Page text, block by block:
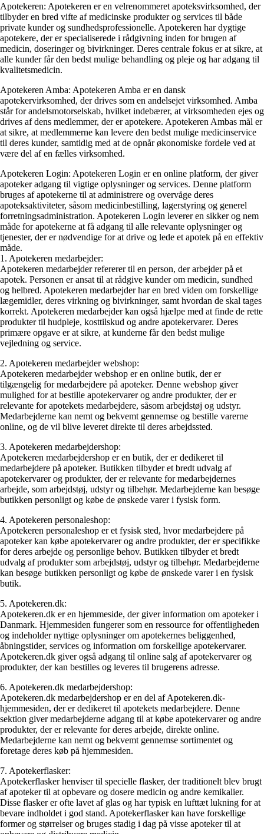
Apotekeren: Apotekeren er en velrenommeret apoteksvirksomhed, der
tilbyder en bred vifte af medicinske produkter og services til både
private kunder og sundhedsprofessionelle. Apotekeren har dygtige
apotekere, der er specialiserede i rådgivning inden for brugen af
medicin, doseringer og bivirkninger. Deres centrale fokus er at sikre, at
alle kunder får den bedst mulige behandling og pleje og har adgang til
kvalitetsmedicin.
Apotekeren Amba: Apotekeren Amba er en dansk
apotekervirksomhed, der drives som en andelsejet virksomhed. Amba
står for andelsmotorselskab, hvilket indebærer, at virksomheden ejes og
drives af dens medlemmer, der er apotekere. Apotekeren Ambas mål er
at sikre, at medlemmerne kan levere den bedst mulige medicinservice
til deres kunder, samtidig med at de opnår økonomiske fordele ved at
være del af en fælles virksomhed.
Apotekeren Login: Apotekeren Login er en online platform, der giver
apoteker adgang til vigtige oplysninger og services. Denne platform
bruges af apotekerne til at administrere og overvåge deres
apoteksaktiviteter, såsom medicinbestilling, lagerstyring og generel
forretningsadministration. Apotekeren Login leverer en sikker og nem
måde for apotekerne at få adgang til alle relevante oplysninger og
tjenester, der er nødvendige for at drive og lede et apotek på en effektiv
måde.
1. Apotekeren medarbejder:
Apotekeren medarbejder refererer til en person, der arbejder på et
apotek. Personen er ansat til at rådgive kunder om medicin, sundhed
og helbred. Apotekeren medarbejder har en bred viden om forskellige
lægemidler, deres virkning og bivirkninger, samt hvordan de skal tages
korrekt. Apotekeren medarbejder kan også hjælpe med at finde de rette
produkter til hudpleje, kosttilskud og andre apotekervarer. Deres
primære opgave er at sikre, at kunderne får den bedst mulige
vejledning og service.
2. Apotekeren medarbejder webshop:
Apotekeren medarbejder webshop er en online butik, der er
tilgængelig for medarbejdere på apoteker. Denne webshop giver
mulighed for at bestille apotekervarer og andre produkter, der er
relevante for apotekets medarbejdere, såsom arbejdstøj og udstyr.
Medarbejderne kan nemt og bekvemt gennemse og bestille varerne
online, og de vil blive leveret direkte til deres arbejdssted.
3. Apotekeren medarbejdershop:
Apotekeren medarbejdershop er en butik, der er dedikeret til
medarbejdere på apoteker. Butikken tilbyder et bredt udvalg af
apotekervarer og produkter, der er relevante for medarbejdernes
arbejde, som arbejdstøj, udstyr og tilbehør. Medarbejderne kan besøge
butikken personligt og købe de ønskede varer i fysisk form.
4. Apotekeren personaleshop:
Apotekeren personaleshop er et fysisk sted, hvor medarbejdere på
apoteker kan købe apotekervarer og andre produkter, der er specifikke
for deres arbejde og personlige behov. Butikken tilbyder et bredt
udvalg af produkter som arbejdstøj, udstyr og tilbehør. Medarbejderne
kan besøge butikken personligt og købe de ønskede varer i en fysisk
butik.
5. Apotekeren.dk:
Apotekeren.dk er en hjemmeside, der giver information om apoteker i
Danmark. Hjemmesiden fungerer som en ressource for offentligheden
og indeholder nyttige oplysninger om apotekernes beliggenhed,
åbningstider, services og information om forskellige apotekervarer.
Apotekeren.dk giver også adgang til online salg af apotekervarer og
produkter, der kan bestilles og leveres til brugerens adresse.
6. Apotekeren.dk medarbejdershop:
Apotekeren.dk medarbejdershop er en del af Apotekeren.dk-
hjemmesiden, der er dedikeret til apotekets medarbejdere. Denne
sektion giver medarbejderne adgang til at købe apotekervarer og andre
produkter, der er relevante for deres arbejde, direkte online.
Medarbejderne kan nemt og bekvemt gennemse sortimentet og
foretage deres køb på hjemmesiden.
7. Apotekerflasker:
Apotekerflasker henviser til specielle flasker, der traditionelt blev brugt
af apoteker til at opbevare og dosere medicin og andre kemikalier.
Disse flasker er ofte lavet af glas og har typisk en lufttæt lukning for at
bevare indholdet i god stand. Apotekerflasker kan have forskellige
former og størrelser og bruges stadig i dag på visse apoteker til at